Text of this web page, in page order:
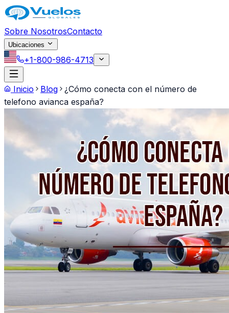
Saltar al contenido principal
Sobre NosotrosContacto
Ubicaciones
+1-800-986-4713
Inicio Blog
¿Cómo conecta con el número de
telefono avianca españa?